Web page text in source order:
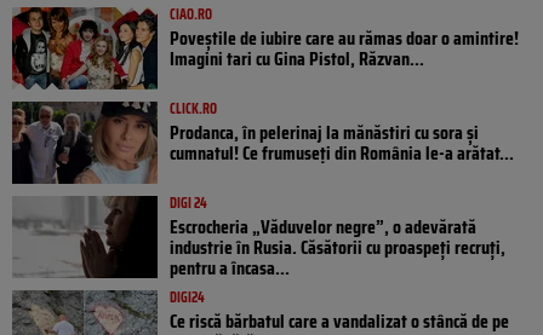
CIAO.RO
Poveştile de iubire care au rămas doar o amintire!
Imagini tari cu Gina Pistol, Răzvan...
CLICK.RO
Prodanca, în pelerinaj la mănăstiri cu sora și
cumnatul! Ce frumuseți din România le-a arătat...
DIGI 24
Escrocheria „Văduvelor negre”, o adevărată
industrie în Rusia. Căsătorii cu proaspeți recruți,
pentru a încasa...
DIGI24
Ce riscă bărbatul care a vandalizat o stâncă de pe